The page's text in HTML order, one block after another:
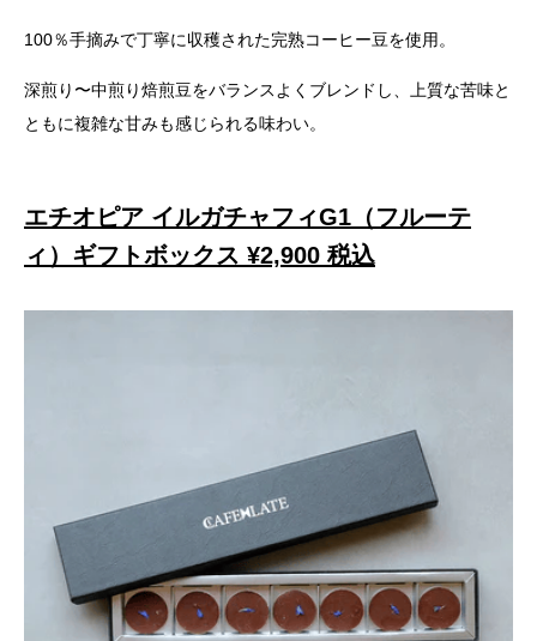
100％手摘みで丁寧に収穫された完熟コーヒー豆を使用。
深煎り〜中煎り焙煎豆をバランスよくブレンドし、上質な苦味と
ともに複雑な甘みも感じられる味わい。
エチオピア イルガチャフィG1（フルーテ
ィ）ギフトボックス ¥2,900 税込